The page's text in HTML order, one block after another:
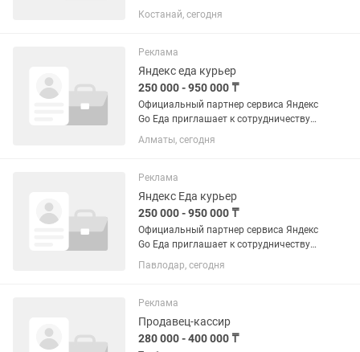
курьера. Опыт работы не требуется.
Обучаем, выдаем инвентарь и
ДОХОД И ВЫПЛАТЫ: Мы предлагаем...
Костанай, сегодня
Реклама
Яндекс еда курьер
250 000 - 950 000 ₸
Официальный партнер сервиса Яндекс
Go Еда приглашает к сотрудничеству
курьера. Опыт работы не требуется.
Обучаем, выдаем инвентарь и
ДОХОД И ВЫПЛАТЫ: Мы предлагаем...
Алматы, сегодня
Реклама
Яндекс Еда курьер
250 000 - 950 000 ₸
Официальный партнер сервиса Яндекс
Go Еда приглашает к сотрудничеству
курьера. Опыт работы не требуется.
Обучаем, выдаем инвентарь и
ДОХОД И ВЫПЛАТЫ: Мы предлагаем...
Павлодар, сегодня
Реклама
Продавец-кассир
280 000 - 400 000 ₸